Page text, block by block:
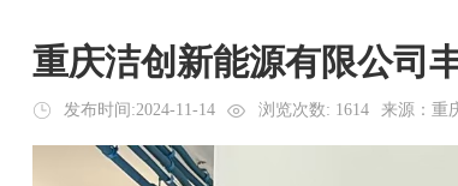
重庆洁创新能源有限公司
发布时间:2024-11-14 浏览次数: 1614 来源：重